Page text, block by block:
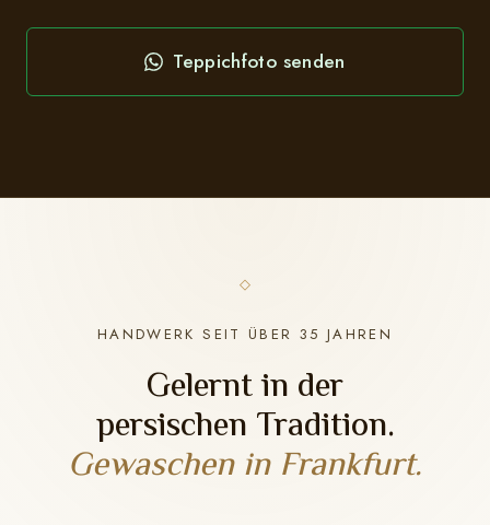
Teppichfoto senden
HANDWERK SEIT ÜBER 35 JAHREN
Gelernt in der
persischen Tradition.
Gewaschen in Frankfurt.